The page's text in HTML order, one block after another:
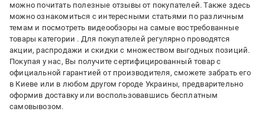
можно почитать полезные отзывы от покупателей. Также здесь
можно ознакомиться с интересными статьями по различным
темам и посмотреть видеообзоры на самые востребованные
товары категории . Для покупателей регулярно проводятся
акции, распродажи и скидки с множеством выгодных позиций.
Покупая у нас, Вы получите сертифицированный товар с
официальной гарантией от производителя, сможете забрать его
в Киеве или в любом другом городе Украины, предварительно
оформив доставку или воспользовавшись бесплатным
самовывозом.